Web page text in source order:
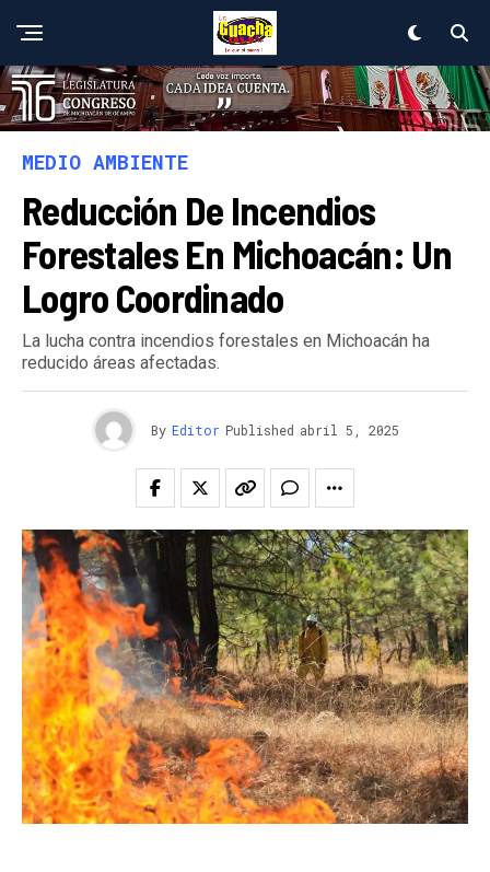
MEDIO AMBIENTE
Reducción De Incendios
Forestales En Michoacán: Un
Logro Coordinado
La lucha contra incendios forestales en Michoacán ha
reducido áreas afectadas.
By Editor Published abril 5, 2025